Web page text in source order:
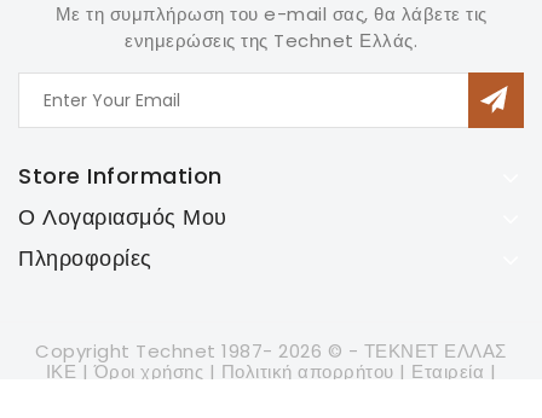
Με τη συμπλήρωση του e-mail σας, θα λάβετε τις
ενημερώσεις της Technet Ελλάς.
Store Information
Ο Λογαριασμός Μου
Πληροφορίες
Copyright Technet 1987- 2026 © - ΤΕΚΝΕΤ ΕΛΛΑΣ
ΙΚΕ | Όροι χρήσης | Πολιτική απορρήτου | Εταιρεία |